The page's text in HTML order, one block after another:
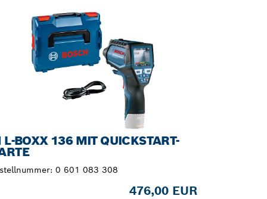
L-BOXX 136 MIT QUICKSTART-
0 601 083 308
476,00 EUR